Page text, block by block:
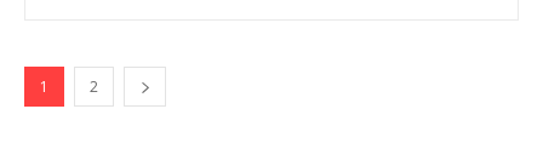
1 2